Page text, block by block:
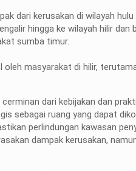
dari kerusakan di wilayah
hingga ke wilayah hilir
sumba timur.
oleh masyarakat di hilir,
dari kebijakan dan
sebagai ruang yang dapat
perlindungan kawasan
dampak kerusakan,